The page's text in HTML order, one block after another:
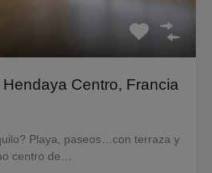
Centro, Francia
Playa, paseos…con terraza y
centro de…